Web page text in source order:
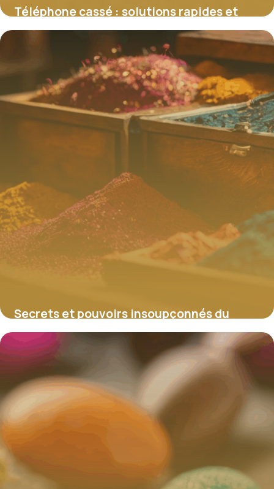
Téléphone cassé : solutions rapides et
astuces pour limiter les dégâts
Secrets et pouvoirs insoupçonnés du
coffre magique
4 juillet 2025